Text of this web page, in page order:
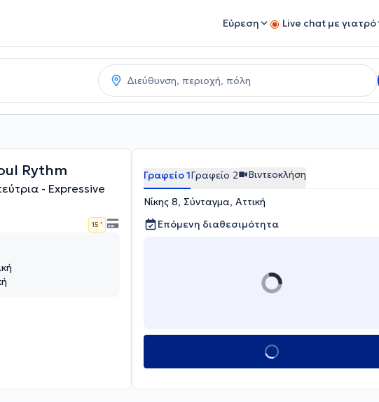
Εύρεση Live chat με γιατρό
Rythm
- Expressive
15 '
Γραφείο 1Γραφείο 2 Βιντεοκλήση
Νίκης 8, Σύνταγμα, Αττική
Επόμενη διαθεσιμότητα